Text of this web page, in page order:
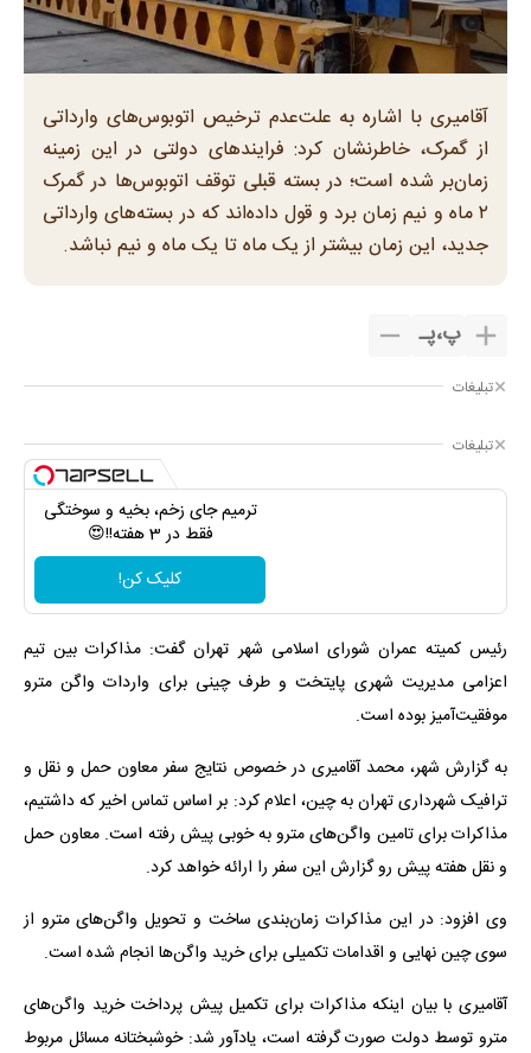
آقامیری با اشاره به علت‌عدم ترخیص اتوبوس‌های وارداتی
از گمرک، خاطرنشان کرد: فرایندهای دولتی در این زمینه
زمان‌بر شده است؛ در بسته قبلی توقف اتوبوس‌ها در گمرک
۲ ماه و نیم زمان برد و قول داده‌اند که در بسته‌های وارداتی
جدید، این زمان بیشتر از یک ماه تا یک ماه و نیم نباشد.
پ،پـ
تبلیغات
تبلیغات
ترمیم جای زخم، بخیه و سوختگی
فقط در 3 هفته!!😍
کلیک کن!
رئیس کمیته عمران شورای اسلامی شهر تهران گفت: مذاکرات بین تیم
اعزامی مدیریت شهری پایتخت و طرف چینی برای واردات واگن مترو
موفقیت‌آمیز بوده است.
به گزارش شهر، محمد آقامیری در خصوص نتایج سفر معاون حمل و نقل و
ترافیک شهرداری تهران به چین، اعلام کرد: بر اساس تماس اخیر که داشتیم،
مذاکرات برای تامین واگن‌های مترو به خوبی پیش رفته است. معاون حمل
و نقل هفته پیش رو گزارش این سفر را ارائه خواهد کرد.
وی افزود: در این مذاکرات زمان‌بندی ساخت و تحویل واگن‌های مترو از
سوی چین نهایی و اقدامات تکمیلی برای خرید واگن‌ها انجام شده است.
آقامیری با بیان اینکه مذاکرات برای تکمیل پیش پرداخت خرید واگن‌های
مترو توسط دولت صورت گرفته است، یادآور شد: خوشبختانه مسائل مربوط